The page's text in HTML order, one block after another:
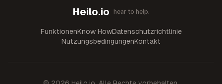
Heilo.io hear to help.
FunktionenKnow HowDatenschutzrichtlinie
NutzungsbedingungenKontakt